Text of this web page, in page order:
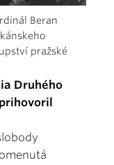
Beran
pražské
Druhého